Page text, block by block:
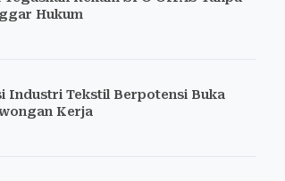
Hukum
Industri Tekstil Berpotensi Buka
Kerja